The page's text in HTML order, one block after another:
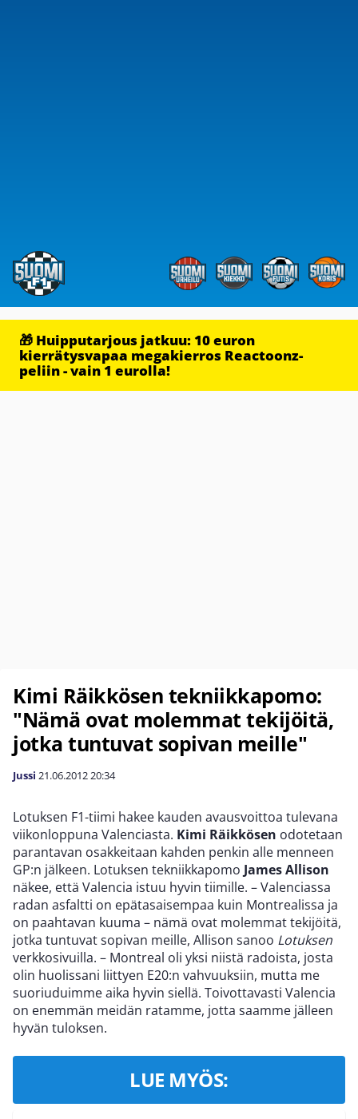
🎁 Huipputarjous jatkuu: 10 euron
kierrätysvapaa megakierros Reactoonz-
peliin - vain 1 eurolla!
Kimi Räikkösen tekniikkapomo:
"Nämä ovat molemmat tekijöitä,
jotka tuntuvat sopivan meille"
Jussi 21.06.201220:34
Lotuksen F1-tiimi hakee kauden avausvoittoa tulevana
viikonloppuna Valenciasta. Kimi Räikkösen odotetaan
parantavan osakkeitaan kahden penkin alle menneen
GP:n jälkeen. Lotuksen tekniikkapomo James Allison
näkee, että Valencia istuu hyvin tiimille. – Valenciassa
radan asfaltti on epätasaisempaa kuin Montrealissa ja
on paahtavan kuuma – nämä ovat molemmat tekijöitä,
jotka tuntuvat sopivan meille, Allison sanoo Lotuksen
verkkosivuilla. – Montreal oli yksi niistä radoista, josta
olin huolissani liittyen E20:n vahvuuksiin, mutta me
suoriuduimme aika hyvin siellä. Toivottavasti Valencia
on enemmän meidän ratamme, jotta saamme jälleen
hyvän tuloksen.
LUE MYÖS: